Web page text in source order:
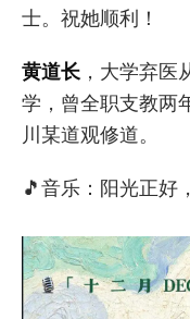
士。祝她顺利！
黄道长 ，大学弃
学，曾全职支教两
川某道观修道。
🎵音乐：阳光正好